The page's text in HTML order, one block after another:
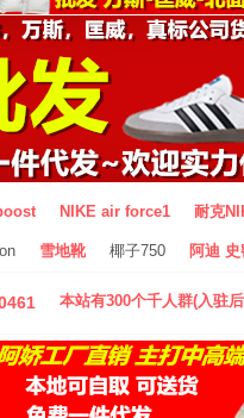
NIKE air force1 耐克
雪地靴 椰子750 阿迪
本站有300个千人群(入驻